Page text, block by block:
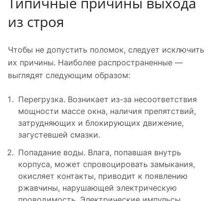
из строя
Чтобы не допустить поломок, следует исключить
их причины. Наиболее распространенные —
выглядят следующим образом:
Перегрузка. Возникает из-за несоответствия
мощности массе окна, наличия препятствий,
затрудняющих и блокирующих движение,
загустевшей смазки.
Попадание воды. Влага, попавшая внутрь
корпуса, может спровоцировать замыкания,
окисляет контакты, приводит к появлению
ржавчины, нарушающей электрическую